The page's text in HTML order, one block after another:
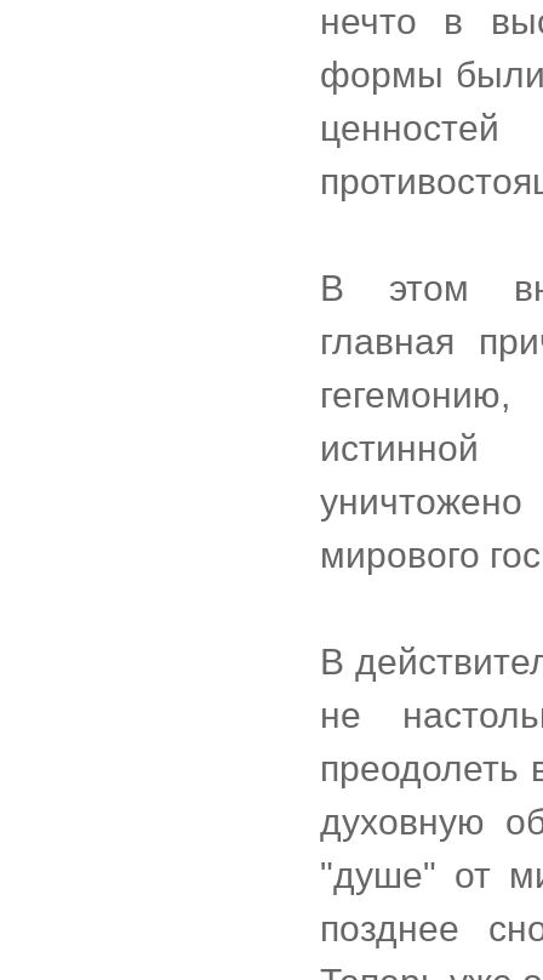
нечто в
формы были
В этом
главная
мирового
В
не
преодолеть
духовную
"душе" от
позднее